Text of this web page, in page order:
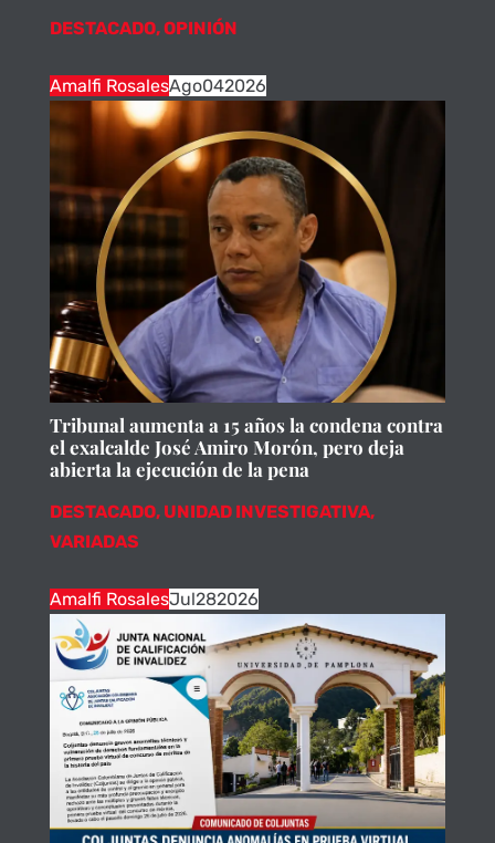
DESTACADO,OPINIÓN
Amalfi RosalesAgo042026
Tribunal aumenta a 15 años la condena contra
el exalcalde José Amiro Morón, pero deja
abierta la ejecución de la pena
DESTACADO, UNIDAD INVESTIGATIVA,
VARIADAS
Amalfi RosalesJul282026